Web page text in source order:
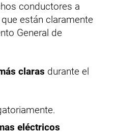
conductores a
que están claramente
General de
claras durante el
eléctricos